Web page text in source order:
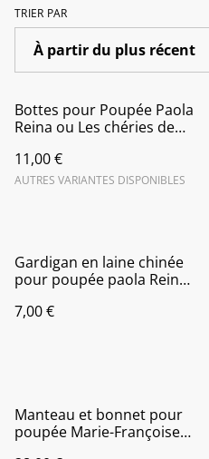
TRIER PAR
Bottes pour Poupée Paola
Reina ou Les chéries de
11,00 €
AUTRES VARIANTES DISPONIBLES
Gardigan en laine chinée
pour poupée paola Reina
7,00 €
Manteau et bonnet pour
poupée Marie-Françoise